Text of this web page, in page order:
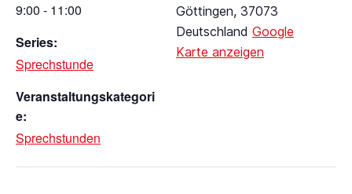
9:00 - 11:00
Series:
Sprechstunde
Veranstaltungskategori
e:
Sprechstunden
Göttingen, 37073
Deutschland Google
Karte anzeigen